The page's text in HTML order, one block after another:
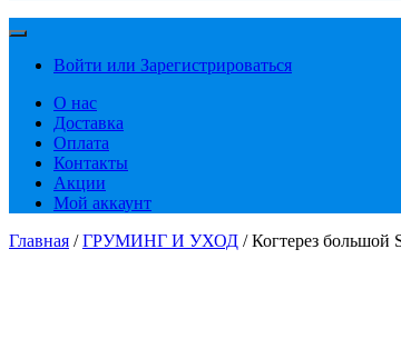
Войти или Зарегистрироваться
О нас
Доставка
Оплата
Контакты
Акции
Мой аккаунт
Главная /ГРУМИНГ И УХОД / Когтерез большой